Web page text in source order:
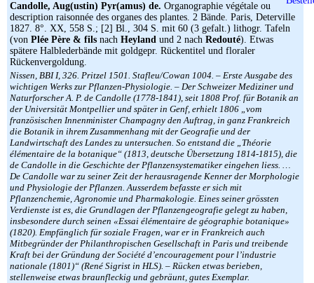
Candolle, Aug(ustin) Pyr(amus) de. Organographie végétale ou
description raisonnée des organes des plantes. 2 Bände. Paris, Deterville
1827. 8°. XX, 558 S.; [2] Bl., 304 S. mit 60 (3 gefalt.) lithogr. Tafeln
(von Plée Père & fils nach Heyland und 2 nach Redouté). Etwas
spätere Halblederbände mit goldgepr. Rückentitel und floraler
Rückenvergoldung.
Nissen, BBI I, 326. Pritzel 1501. Stafleu/Cowan 1004. – Erste Ausgabe des
wichtigen Werks zur Pflanzen-Physiologie. – Der Schweizer Mediziner und
Naturforscher A. P. de Candolle (1778-1841), seit 1808 Prof. für Botanik an
der Universität Montpellier und später in Genf, erhielt 1806 „vom
französischen Innenminister Champagny den Auftrag, in ganz Frankreich
die Botanik in ihrem Zusammenhang mit der Geografie und der
Landwirtschaft des Landes zu untersuchen. So entstand die „Théorie
élémentaire de la botanique“ (1813, deutsche Übersetzung 1814-1815), die
de Candolle in die Geschichte der Pflanzensystematiker eingehen liess. …
De Candolle war zu seiner Zeit der herausragende Kenner der Morphologie
und Physiologie der Pflanzen. Ausserdem befasste er sich mit
Pflanzenchemie, Agronomie und Pharmakologie. Eines seiner grössten
Verdienste ist es, die Grundlagen der Pflanzengeografie gelegt zu haben,
insbesondere durch seinen «Essai élémentaire de géographie botanique»
(1820). Empfänglich für soziale Fragen, war er in Frankreich auch
Mitbegründer der Philanthropischen Gesellschaft in Paris und treibende
Kraft bei der Gründung der Société d’encouragement pour l’industrie
nationale (1801)“ (René Sigrist in HLS). – Rücken etwas berieben,
stellenweise etwas braunfleckig und gebräunt, gutes Exemplar.